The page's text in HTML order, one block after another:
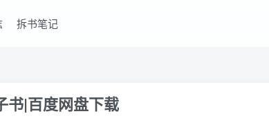
拆书笔记
书|百度网盘下载